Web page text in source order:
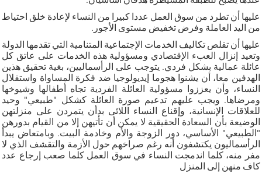
عليها أن تطرد من سوق العمل عددا كبيرا من النساء لإعادة خلق احتياط
من اليد العاملة وفرض تخفيض مستوى الأجور.
عليها أن تقلص تكاليف الخدمات الإجتماعية المتنامية التي تقدمها الدولة
وتعيد إنزال العبء الإقتصادي ومسؤولية هذه الخدمات على عاتق كل
عائلة عمالية بشكل فردي. يتوجب على الرأسماليين، بغية تحقيق هذين
الهدفين معا، أن يشنوا هجوما إيديولوجيا ضد فكرة المساواة واستقلال
النساء، وأن يعززوا مسؤولية العائلة الفردية تجاه أطفالها وشيوخها
ومرضاها. ويجب عليهم تدعيم صورة العائلة كشكل "طبيعي" وحيد
للعلاقات الإنسانية، وإقناع النساء اللائى بدأن يتمردن على منزلتهن
الوضيعة بأن السعادة الحقيقية لا يمكن أن تأتيهن إلا من القيام بدورهن
"الطبيعي" الأساسي، دور الزوجة والأم وخادمة البيت. وبامتعاض يبدأ
الرأسماليون يكتشفون أنه رغم صراخهم حول الأزمة والتقشف الذي لا
مفر منه، كلما اندمجت النساء في سوق العمل كلما صعب إرجاع عدد
كاف منهن إلى المنزل